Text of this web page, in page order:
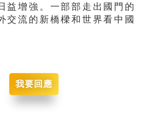
益增強。一部部走出國門的
交流的新橋樑和世界看中國
我要回應